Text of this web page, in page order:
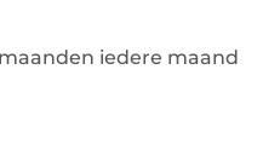
iedere maand